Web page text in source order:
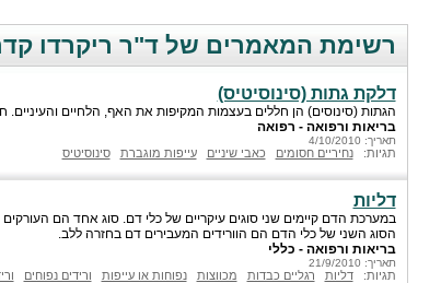
רשימת המאמרים של ד"ר ריקרדו
דלקת גתות (סינוסיטיס)
הגתות (סינוסים) הן חללים בעצמות המקיפות את האף, הלחיים והעיניים.
בריאות ורפואה - רפואה
תאריך: 4/10/2010
תגיות:נחיריים חסומים כאבי שיניים עייפות מוגברת סינוסיטיס
דליות
במערכת הדם קיימים שני סוגים עיקריים של כלי דם. סוג אחד הם
הסוג השני של כלי הדם הם הוורידים המעבירים דם בחזרה ללב.
בריאות ורפואה - כללי
תאריך: 21/9/2010
תגיות:דליות רגליים כבדות מכווצות נפוחות או עייפות ורידים נפוחים